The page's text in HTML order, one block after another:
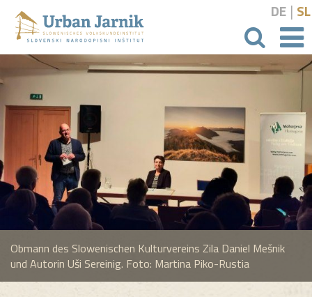
DE | SL
Obmann des Slowenischen Kulturvereins Zila Daniel Mešnik
und Autorin Uši Sereinig. Foto: Martina Piko-Rustia